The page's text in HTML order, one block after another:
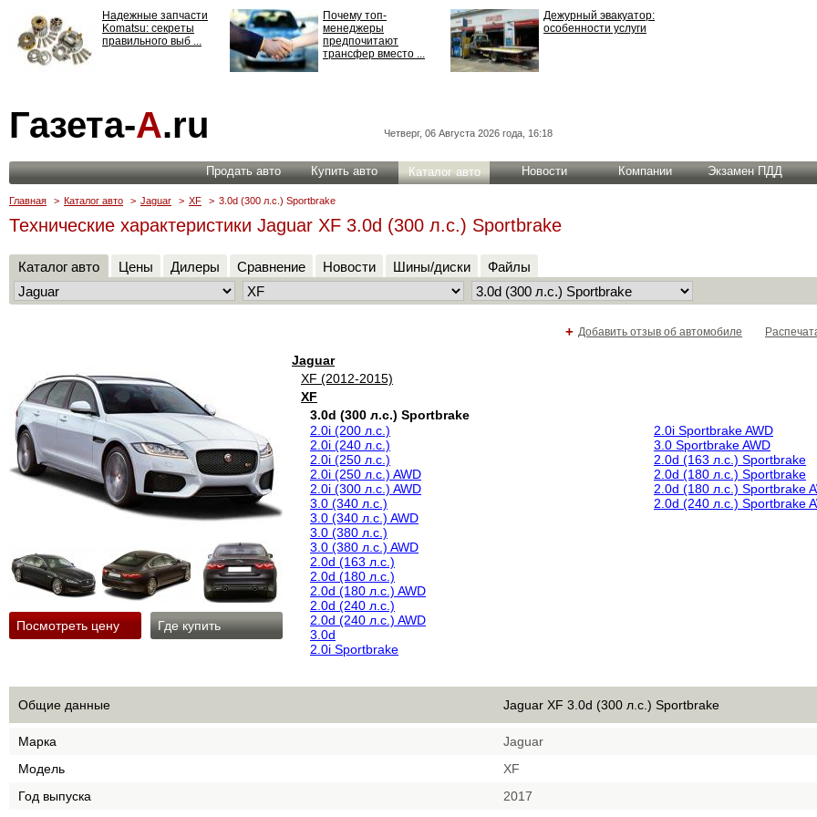
Надежные запчасти
Komatsu: секреты
правильного выб ...
Почему топ-
менеджеры
предпочитают
трансфер вместо ...
Дежурный эвакуатор:
особенности услуги
ответственности: все,
что нужно знать ...
Газета-А.ru Четверг, 06 Августа 2026 года, 16:18
Продать авто Купить авто Каталог авто Новости Компании Экзамен ПДД
Главная > Каталог авто > Jaguar > XF > 3.0d (300 л.с.) Sportbrake
Технические характеристики Jaguar XF 3.0d (300 л.с.) Sportbrake
Каталог авто Цены Дилеры Сравнение Новости Шины/диски Файлы
+ Добавить отзыв об автомобиле
Посмотреть цену Где купить
Jaguar
XF (2012-2015)
XF
3.0d (300 л.с.) Sportbrake
2.0i (200 л.с.)
2.0i (240 л.с.)
2.0i (250 л.с.)
2.0i (250 л.с.) AWD
2.0i (300 л.с.) AWD
3.0 (340 л.с.)
3.0 (340 л.с.) AWD
3.0 (380 л.с.)
3.0 (380 л.с.) AWD
2.0d (163 л.с.)
2.0d (180 л.с.)
2.0d (180 л.с.) AWD
2.0d (240 л.с.)
2.0d (240 л.с.) AWD
3.0d
2.0i Sportbrake
2.0i Sportbrake AWD
3.0 Sportbrake AWD
2.0d (163 л.с.) Sportbrake
2.0d (180 л.с.) Sportbrake
2.0d (180 л.с.) Sportbrake
2.0d (240 л.с.) Sportbrake
Общие данные Jaguar XF 3.0d (300 л.с.) Sportbrake
Марка
Jaguar
Модель
XF
Год выпуска
2017